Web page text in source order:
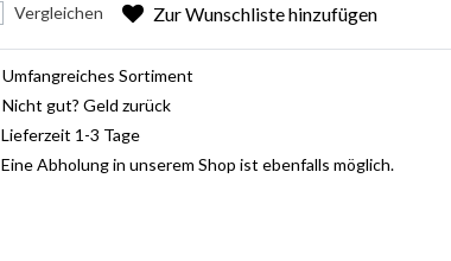
Vergleichen Zur Wunschliste hinzufügen
Umfangreiches Sortiment
Nicht gut? Geld zurück
Lieferzeit 1-3 Tage
Eine Abholung in unserem Shop ist ebenfalls möglich.